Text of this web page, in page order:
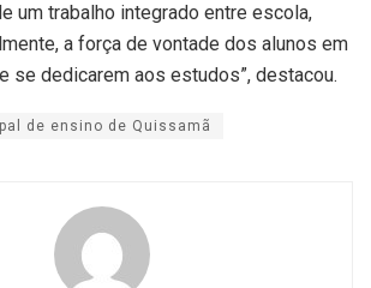
um trabalho integrado entre escola,
a força de vontade dos alunos em
se dedicarem aos estudos”, destacou.
de ensino de Quissamã